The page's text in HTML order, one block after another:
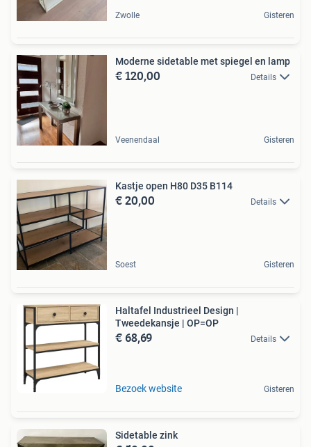
Zwolle Gisteren
Moderne sidetable met spiegel en lamp
€ 120,00 Details
Veenendaal Gisteren
Kastje open H80 D35 B114
€ 20,00 Details
Soest Gisteren
Haltafel Industrieel Design |
Tweedekansje | OP=OP
€ 68,69 Details
Bezoek website Gisteren
Sidetable zink